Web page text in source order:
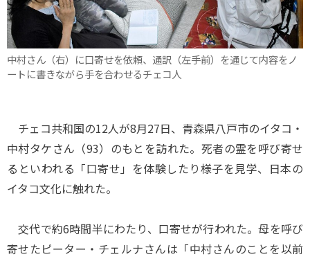
中村さん（右）に口寄せを依頼、通訳（左手前）を通じて内容をノ
ートに書きながら手を合わせるチェコ人
チェコ共和国の12人が8月27日、青森県八戸市のイタコ・
中村タケさん（93）のもとを訪れた。死者の霊を呼び寄せ
るといわれる「口寄せ」を体験したり様子を見学、日本の
イタコ文化に触れた。
交代で約6時間半にわたり、口寄せが行われた。母を呼び
寄せたピーター・チェルナさんは「中村さんのことを以前